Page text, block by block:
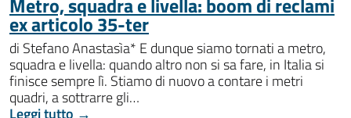
ex articolo 35-ter
di Stefano Anastasìa* E dunque siamo tornati a metro,
squadra e livella: quando altro non si sa fare, in Italia si
finisce sempre lì. Stiamo di nuovo a contare i metri
quadri, a sottrarre gli…
Leggi tutto →